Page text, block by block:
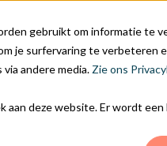
gebruikt om informatie te
je surfervaring te verbeteren
andere media. Zie ons
deze website. Er wordt